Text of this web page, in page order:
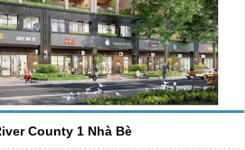
County 1 Nhà Bè